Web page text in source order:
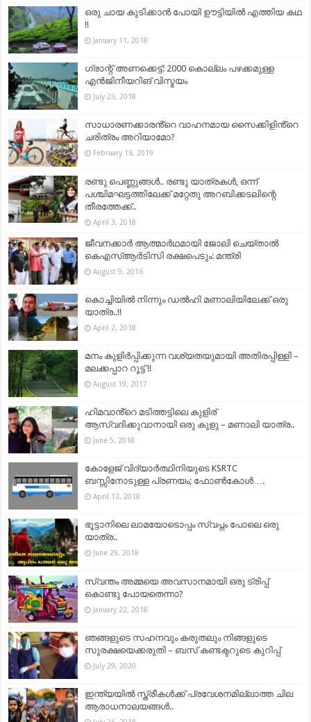
ഒരു ചായ കുടിക്കാൻ പോയി ഊട്ടിയിൽ എത്തിയ കഥ
!!
January 11, 2018
ഗ്രാന്റ് അണക്കെട്ട്: 2000 കൊല്ലം പഴക്കമുള്ള
എന്‍ജിനീയറിങ് വിസ്മയം
July 23, 2018
സാധാരണക്കാരൻ്റെ വാഹനമായ സൈക്കിളിൻ്റെ
ചരിത്രം അറിയാമോ?
February 16, 2019
രണ്ടു പെണ്ണുങ്ങൾ.. രണ്ടു യാത്രകൾ, ഒന്ന്
പശ്ചിമഘട്ടത്തിലേക്ക് മറ്റേതു അറബിക്കടലിന്റെ
തീരത്തേക്ക്..
April 3, 2018
ജീവനക്കാർ ആത്മാർഥമായി ജോലി ചെയ്താൽ
കെഎസ്ആർടിസി രക്ഷപെടും: മന്ത്രി
August 9, 2016
കൊച്ചിയിൽ നിന്നും ഡൽഹി മണാലിയിലേക്ക് ഒരു
യാത്ര..!!
April 2, 2018
മനം കുളിര്‍പ്പിക്കുന്ന വശ്യതയുമായി അതിരപ്പിള്ളി –
മലക്കപ്പാറ റൂട്ട് !!
August 19, 2017
ഹിമവാൻ്റെ മടിത്തട്ടിലെ കുളിര്
ആസ്വദിക്കുവാനായി ഒരു കുളു – മണാലി യാത്ര..
June 5, 2018
കോളേജ് വിദ്യാര്‍ത്ഥിനിയുടെ KSRTC
ബസ്സിനോടുള്ള പ്രണയം; ഫോണ്‍കോള്‍….
April 13, 2018
ഭൂട്ടാനിലെ ലാമയോടൊപ്പം സ്വപ്നം പോലെ ഒരു
യാത്ര..
June 29, 2018
സ്വന്തം അമ്മയെ അവസാനമായി ഒരു ട്രിപ്പ്
കൊണ്ടു പോയതെന്നാ?
January 22, 2018
ഞങ്ങളുടെ സഹനവും കരുതലും നിങ്ങളുടെ
സുരക്ഷയെക്കരുതി – ബസ് കണ്ടക്ടറുടെ കുറിപ്പ്
July 29, 2020
ഇന്ത്യയില്‍ സ്ത്രീകള്‍ക്ക് പ്രവേശനമില്ലാത്ത ചില
ആരാധനാലയങ്ങള്‍..